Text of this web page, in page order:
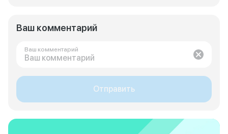
Ваш комментарий
Ваш комментарий
Отправить